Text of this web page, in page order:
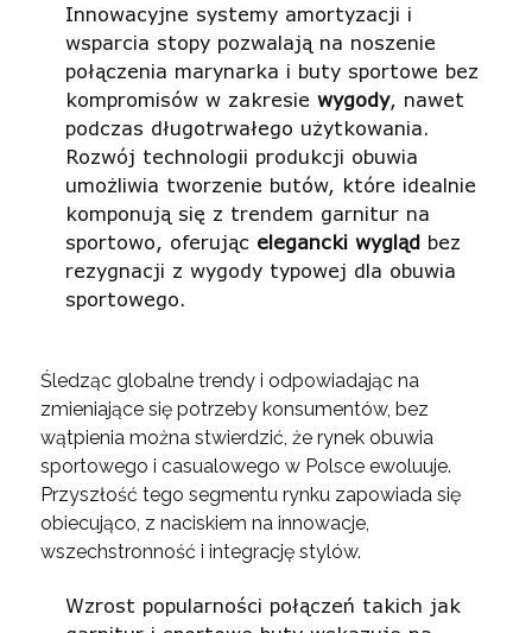
Innowacyjne systemy amortyzacji i
wsparcia stopy pozwalają na noszenie
połączenia marynarka i buty sportowe bez
kompromisów w zakresie wygody, nawet
podczas długotrwałego użytkowania.
Rozwój technologii produkcji obuwia
umożliwia tworzenie butów, które idealnie
komponują się z trendem garnitur na
sportowo, oferując elegancki wyglądbez
rezygnacji z wygody typowej dla obuwia
sportowego.
Śledząc globalne trendy i odpowiadając na
zmieniające się potrzeby konsumentów, bez
wątpienia można stwierdzić, że rynek obuwia
sportowego i casualowego w Polsce ewoluuje.
Przyszłość tego segmentu rynku zapowiada się
obiecująco, z naciskiem na innowacje,
wszechstronność i integrację stylów.
Wzrost popularności połączeń takich jak